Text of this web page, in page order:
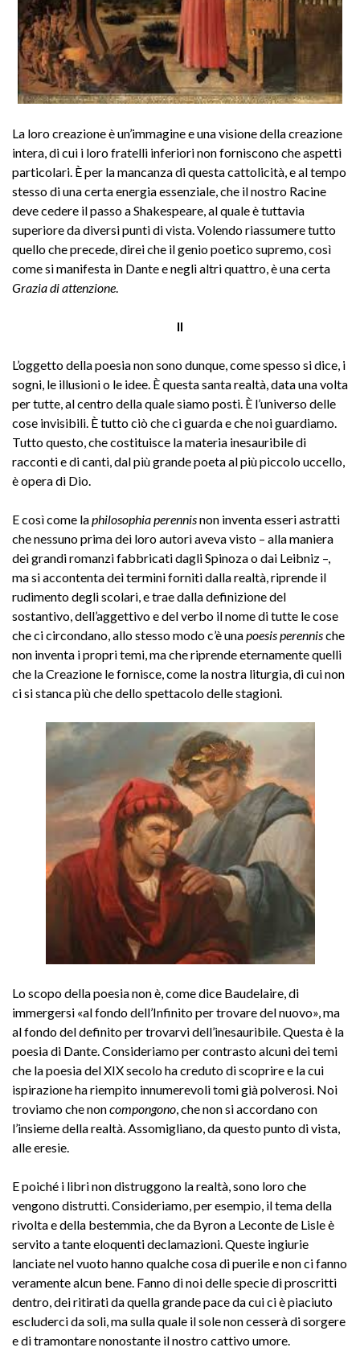
La loro creazione è un’immagine e una visione della creazione
intera, di cui i loro fratelli inferiori non forniscono che aspetti
particolari. È per la mancanza di questa cattolicità, e al tempo
stesso di una certa energia essenziale, che il nostro Racine
deve cedere il passo a Shakespeare, al quale è tuttavia
superiore da diversi punti di vista. Volendo riassumere tutto
quello che precede, direi che il genio poetico supremo, così
come si manifesta in Dante e negli altri quattro, è una certa
Grazia di attenzione
II
L’oggetto della poesia non sono dunque, come spesso si dice, i
sogni, le illusioni o le idee. È questa santa realtà, data una volta
per tutte, al centro della quale siamo posti. È l’universo delle
cose invisibili. È tutto ciò che ci guarda e che noi guardiamo.
Tutto questo, che costituisce la materia inesauribile di
racconti e di canti, dal più grande poeta al più piccolo uccello,
è opera di Dio.
E così come laphilosophia perennisnon inventa esseri astratti
che nessuno prima dei loro autori aveva visto – alla maniera
dei grandi romanzi fabbricati dagli Spinoza o dai Leibniz –,
ma si accontenta dei termini forniti dalla realtà, riprende il
rudimento degli scolari, e trae dalla definizione del
sostantivo, dell’aggettivo e del verbo il nome di tutte le cose
che ci circondano, allo stesso modo c’è unapoesis perennische
non inventa i propri temi, ma che riprende eternamente quelli
che la Creazione le fornisce, come la nostra liturgia, di cui non
ci si stanca più che dello spettacolo delle stagioni.
Lo scopo della poesia non è, come dice Baudelaire, di
immergersi «al fondo dell’Infinito per trovare del nuovo», ma
al fondo del definito per trovarvi dell’inesauribile. Questa è la
poesia di Dante. Consideriamo per contrasto alcuni dei temi
che la poesia del XIX secolo ha creduto di scoprire e la cui
ispirazione ha riempito innumerevoli tomi già polverosi. Noi
troviamo che noncompongono , che non si accordano con
l’insieme della realtà. Assomigliano, da questo punto di vista,
alle eresie.
E poiché i libri non distruggono la realtà, sono loro che
vengono distrutti. Consideriamo, per esempio, il tema della
rivolta e della bestemmia, che da Byron a Leconte de Lisle è
servito a tante eloquenti declamazioni. Queste ingiurie
lanciate nel vuoto hanno qualche cosa di puerile e non ci fanno
veramente alcun bene. Fanno di noi delle specie di proscritti
dentro, dei ritirati da quella grande pace da cui ci è piaciuto
escluderci da soli, ma sulla quale il sole non cesserà di sorgere
e di tramontare nonostante il nostro cattivo umore.